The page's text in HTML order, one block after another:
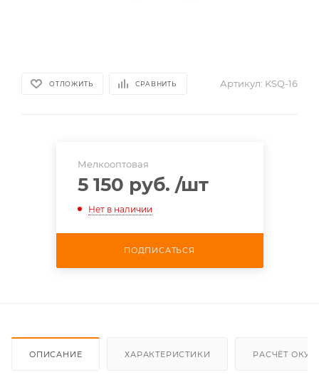
ОТЛОЖИТЬ СРАВНИТЬ Артикул: KSQ-16
Мелкооптовая
5 150 руб. /шт
Нет в наличии
ПОДПИСАТЬСЯ
ОПИСАНИЕ ХАРАКТЕРИСТИКИ РАСЧЁТ